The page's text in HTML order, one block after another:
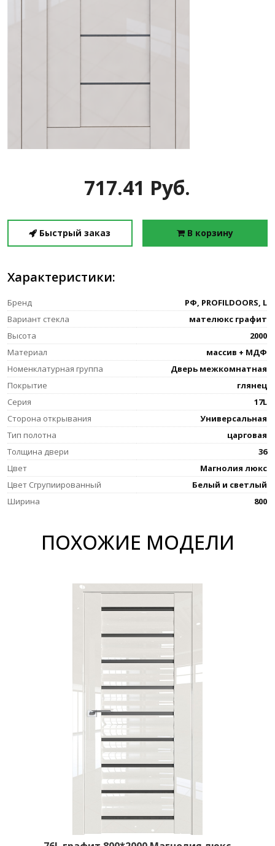
717.41 Руб.
Быстрый заказ В корзину
Характеристики:
Бренд
РФ, PROFILDOORS, L
Вариант стекла
мателюкс графит
Высота
2000
Материал
массив + МДФ
Номенклатурная группа
Дверь межкомнатная
Покрытие
глянец
Серия
17L
Сторона открывания
Универсальная
Тип полотна
царговая
Толщина двери
36
Цвет
Магнолия люкс
Цвет Сгрупиированный
Белый и светлый
Ширина
800
ПОХОЖИЕ МОДЕЛИ